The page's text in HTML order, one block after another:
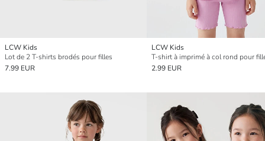
LCW Kids
Lot de 2 T-shirts brodés pour filles
7.99 EUR
LCW Kids
T-shirt à imprimé à col rond pour
2.99 EUR